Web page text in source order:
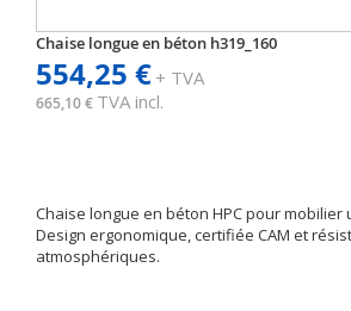
Chaise longue en béton h319_160
554,25 €+ TVA
665,10 € TVA incl.
Chaise longue en béton HPC pour mobilier
Design ergonomique, certifiée CAM et
atmosphériques.